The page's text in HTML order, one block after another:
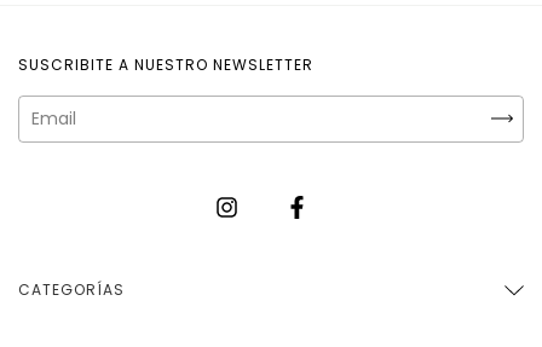
SUSCRIBITE A NUESTRO NEWSLETTER
CATEGORÍAS